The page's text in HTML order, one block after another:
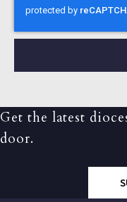
Get the latest
door.